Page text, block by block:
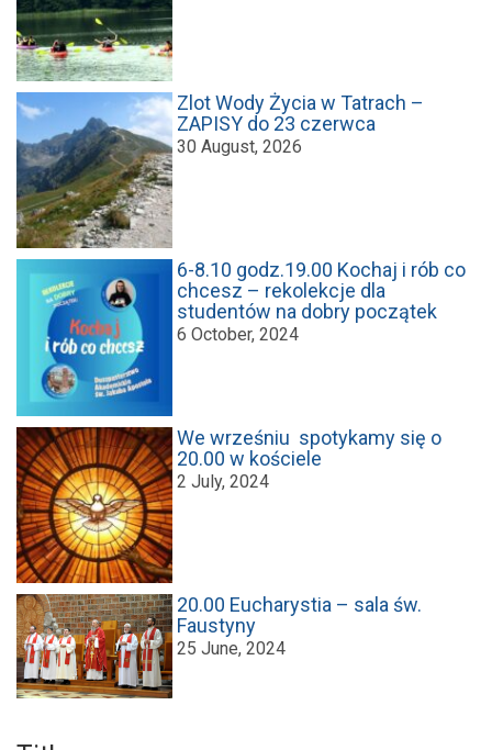
Zlot Wody Życia w Tatrach –
ZAPISY do 23 czerwca
30 August, 2026
6-8.10 godz.19.00 Kochaj i rób co
chcesz – rekolekcje dla
studentów na dobry początek
6 October, 2024
We wrześniu spotykamy się o
20.00 w kościele
2 July, 2024
20.00 Eucharystia – sala św.
Faustyny
25 June, 2024